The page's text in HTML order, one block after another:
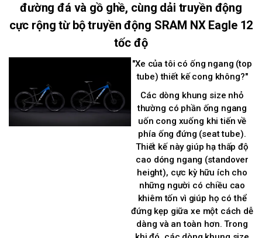
đường đá và gồ ghề, cùng dải truyền động
cực rộng từ bộ truyền động SRAM NX Eagle 12
tốc độ
"Xe của tôi có ống ngang (top
tube) thiết kế cong không?"
Các dòng khung size nhỏ
thường có phần ống ngang
uốn cong xuống khi tiến về
phía ống đứng (seat tube).
Thiết kế này giúp hạ thấp độ
cao dóng ngang (standover
height), cực kỳ hữu ích cho
những người có chiều cao
khiêm tốn vì giúp họ có thể
đứng kẹp giữa xe một cách dễ
dàng và an toàn hơn. Trong